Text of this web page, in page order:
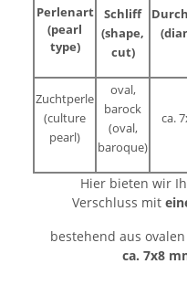
Perlenart
(pearl
type)
Schliff
(shape,
cut)
Zuchtperle
(culture
pearl)
oval,
barock
(oval,
baroque)
ca.
Hier bieten wir
Verschluss mit
bestehend aus
ca. 7x8